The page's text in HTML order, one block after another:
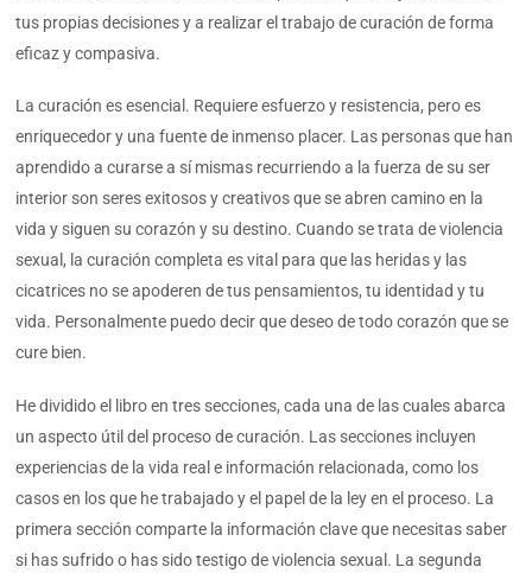
tus propias decisiones y a realizar el trabajo de curación de forma
eficaz y compasiva.
La curación es esencial. Requiere esfuerzo y resistencia, pero es
enriquecedor y una fuente de inmenso placer. Las personas que han
aprendido a curarse a sí mismas recurriendo a la fuerza de su ser
interior son seres exitosos y creativos que se abren camino en la
vida y siguen su corazón y su destino. Cuando se trata de violencia
sexual, la curación completa es vital para que las heridas y las
cicatrices no se apoderen de tus pensamientos, tu identidad y tu
vida. Personalmente puedo decir que deseo de todo corazón que se
cure bien.
He dividido el libro en tres secciones, cada una de las cuales abarca
un aspecto útil del proceso de curación. Las secciones incluyen
experiencias de la vida real e información relacionada, como los
casos en los que he trabajado y el papel de la ley en el proceso. La
primera sección comparte la información clave que necesitas saber
si has sufrido o has sido testigo de violencia sexual. La segunda